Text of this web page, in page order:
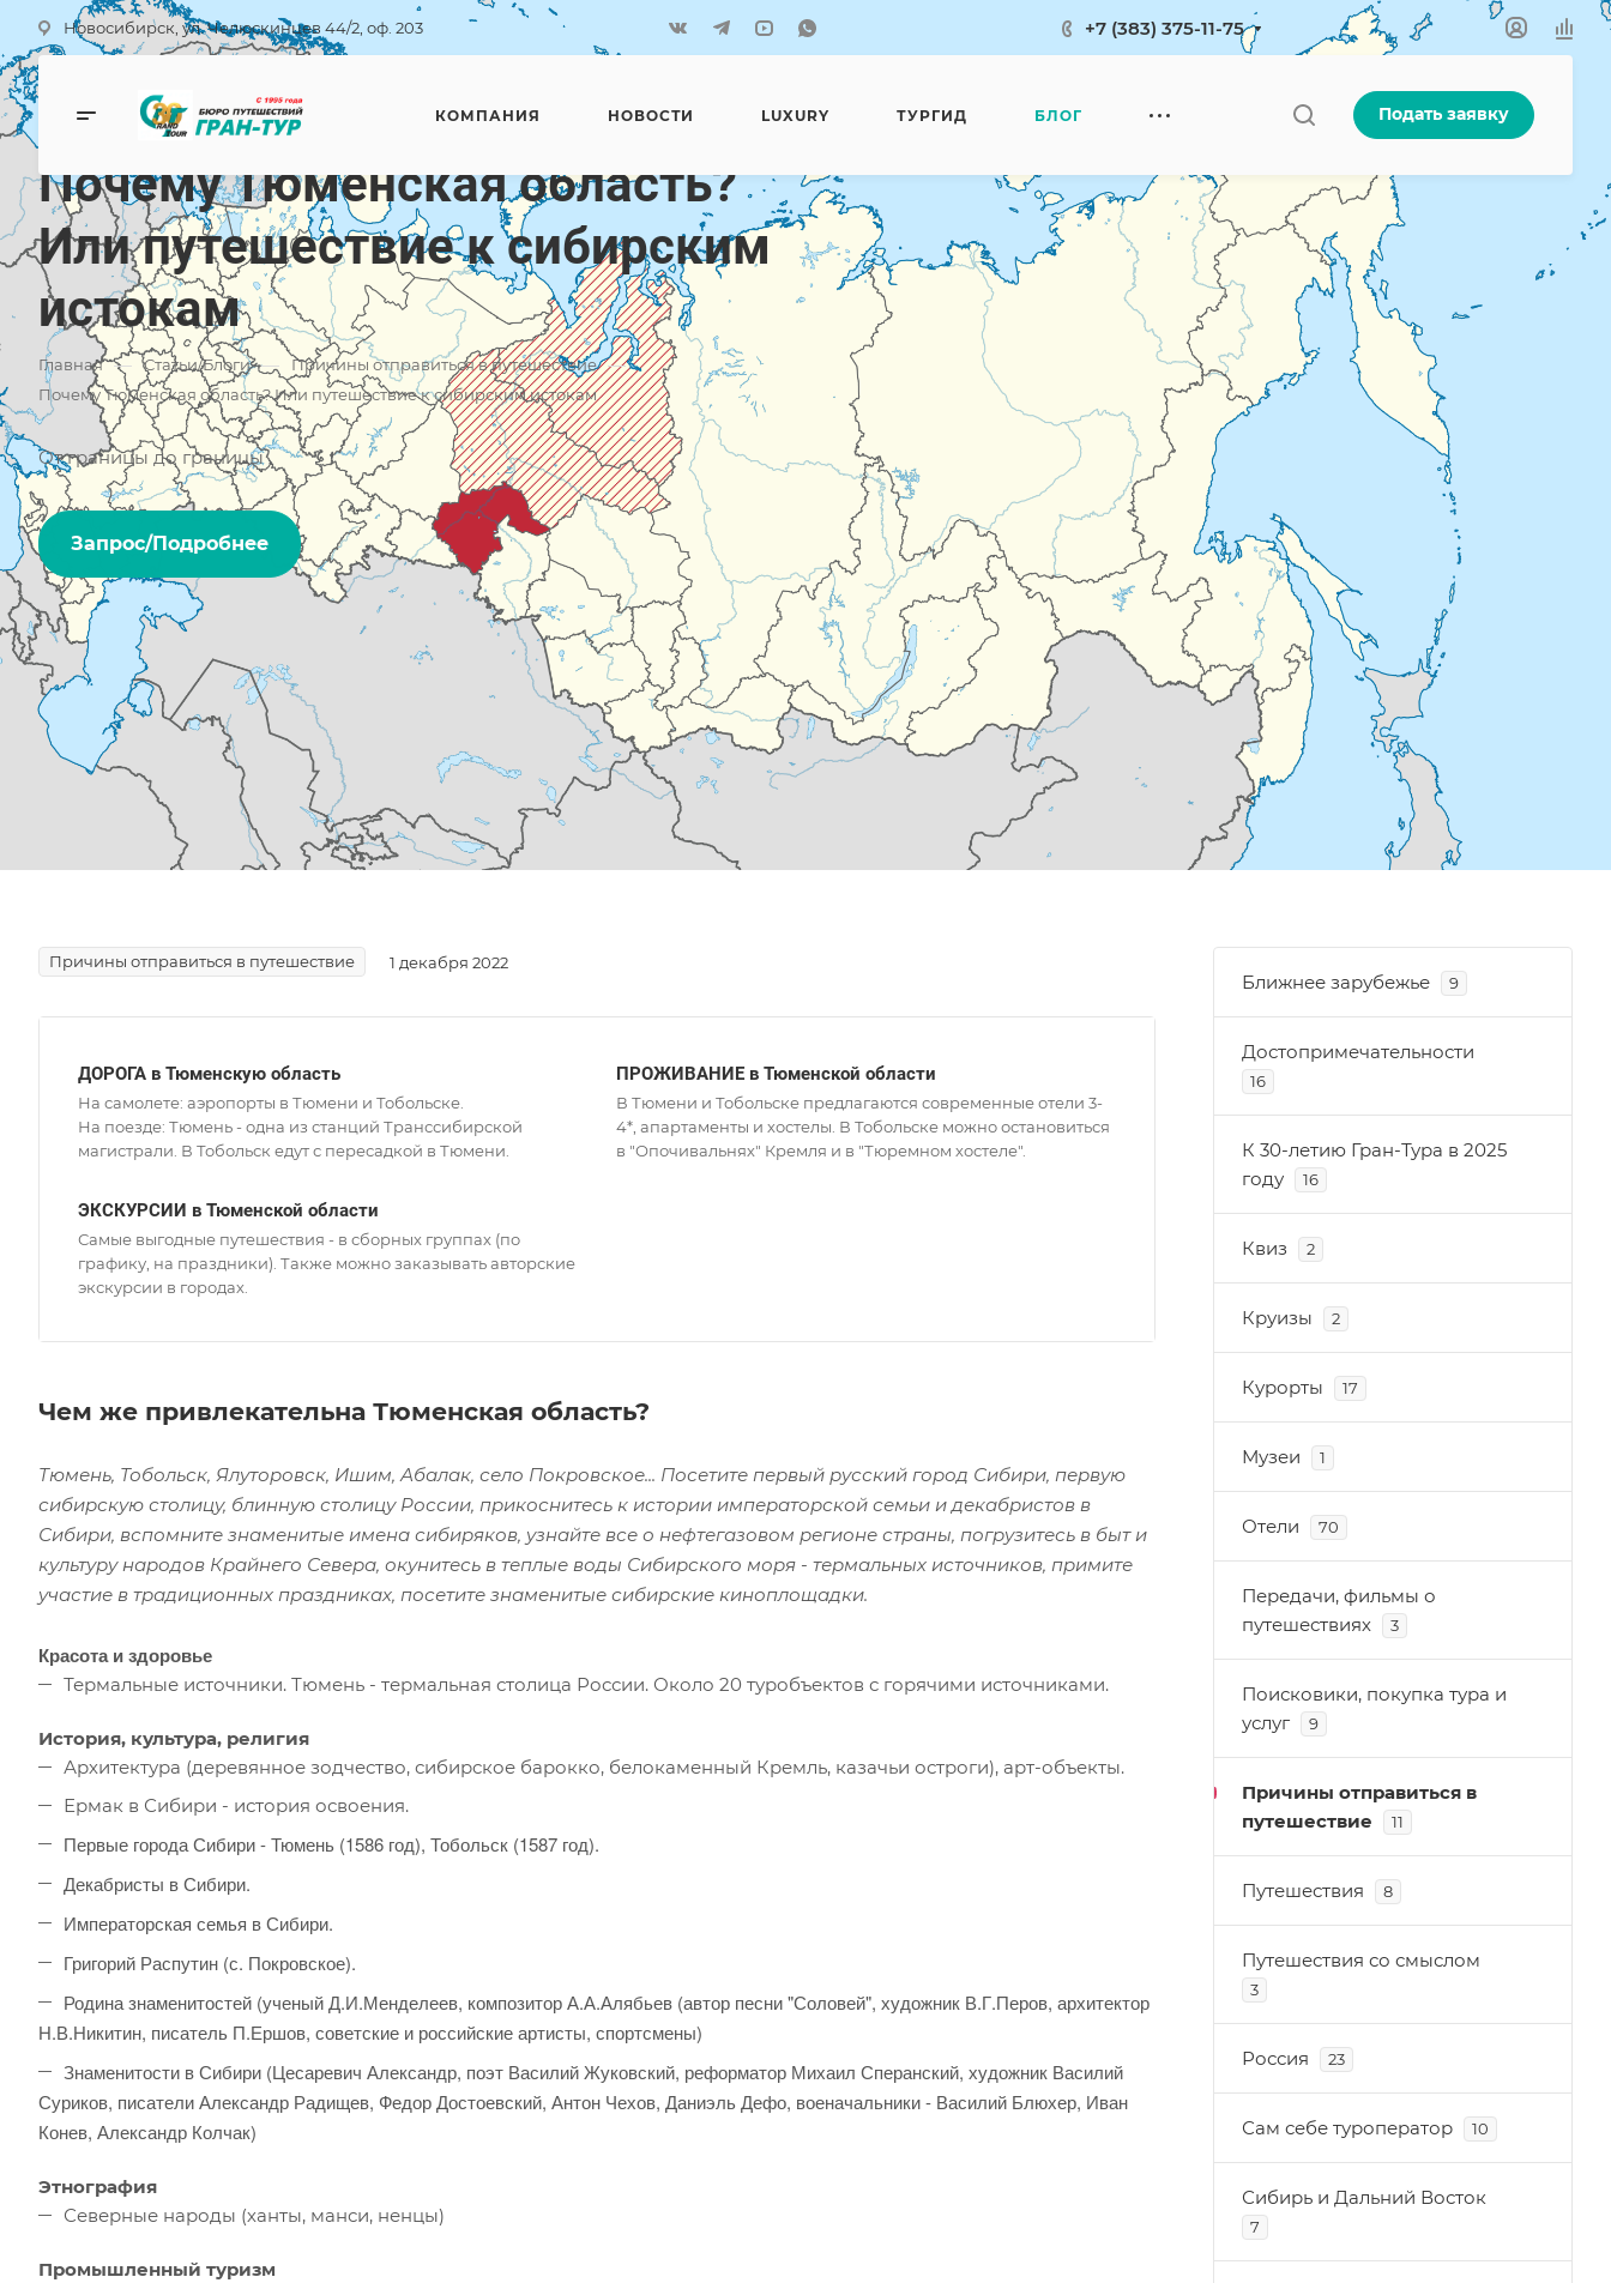
Новосибирск, ул. Челюскинцев 44/2, оф. 203 +7 (383) 375-11-75
КОМПАНИЯ НОВОСТИ LUXURY ТУРГИД БЛОГ Подать заявку
Причины отправиться в путешествие
Почему Тюменская область?
Или путешествие к сибирским
истокам
Главная — Статьи/Блоги — Причины отправиться в путешествие —
Почему Тюменская область? Или путешествие к сибирским истокам
От границы до границы
Запрос/Подробнее
Причины отправиться в путешествие 1 декабря 2022
ДОРОГА в Тюменскую область
На самолете: аэропорты в Тюмени и Тобольске.
На поезде: Тюмень - одна из станций Транссибирской
магистрали. В Тобольск едут с пересадкой в Тюмени.
ПРОЖИВАНИЕ в Тюменской области
В Тюмени и Тобольске предлагаются современные отели 3-
4*, апартаменты и хостелы. В Тобольске можно остановиться
в "Опочивальнях" Кремля и в "Тюремном хостеле".
ЭКСКУРСИИ в Тюменской области
Самые выгодные путешествия - в сборных группах (по
графику, на праздники). Также можно заказывать авторские
экскурсии в городах.
Чем же привлекательна Тюменская область?
Тюмень, Тобольск, Ялуторовск, Ишим, Абалак, село Покровское... Посетите первый русский город Сибири, первую
сибирскую столицу, блинную столицу России, прикоснитесь к истории императорской семьи и декабристов в
Сибири, вспомните знаменитые имена сибиряков, узнайте все о нефтегазовом регионе страны, погрузитесь в быт и
культуру народов Крайнего Севера, окунитесь в теплые воды Сибирского моря - термальных источников, примите
участие в традиционных праздниках, посетите знаменитые сибирские киноплощадки.
Красота и здоровье
Термальные источники. Тюмень - термальная столица России. Около 20 туробъектов с горячими источниками.
История, культура, религия
Архитектура (деревянное зодчество, сибирское барокко, белокаменный Кремль, казачьи остроги), арт-объекты.
Ермак в Сибири - история освоения.
Первые города Сибири - Тюмень (1586 год), Тобольск (1587 год).
Декабристы в Сибири.
Императорская семья в Сибири.
Григорий Распутин (с. Покровское).
Родина знаменитостей (ученый Д.И.Менделеев, композитор А.А.Алябьев (автор песни "Соловей", художник В.Г.Перов, архитектор
Н.В.Никитин, писатель П.Ершов, советские и российские артисты, спортсмены)
Знаменитости в Сибири (Цесаревич Александр, поэт Василий Жуковский, реформатор Михаил Сперанский, художник Василий
Суриков, писатели Александр Радищев, Федор Достоевский, Антон Чехов, Даниэль Дефо, военачальники - Василий Блюхер, Иван
Конев, Александр Колчак)
Этнография
Северные народы (ханты, манси, ненцы)
Промышленный туризм
Ближнее зарубежье 9
Достопримечательности
16
К 30-летию Гран-Тура в 2025
году
16
Квиз 2
Круизы 2
Курорты 17
Музеи 1
Отели 70
Передачи, фильмы о
путешествиях
3
Поисковики, покупка тура и
услуг
9
Причины отправиться в
путешествие
11
Путешествия 8
Путешествия со смыслом
3
Россия 23
Сам себе туроператор 10
Сибирь и Дальний Восток
7